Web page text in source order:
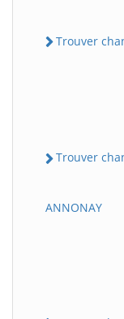
Trouver
Trouver
ANNONAY